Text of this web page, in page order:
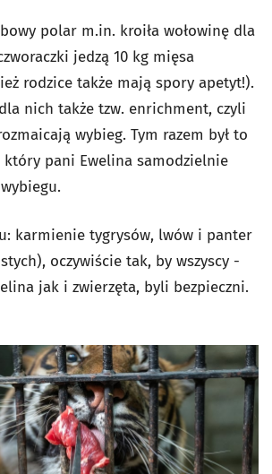
polar m.in. kroiła wołowinę dla
jedzą 10 kg mięsa
rodzice także mają spory apetyt!).
nich także tzw. enrichment, czyli
wybieg. Tym razem był to
który pani Ewelina samodzielnie
karmienie tygrysów, lwów i panter
oczywiście tak, by wszyscy -
jak i zwierzęta, byli bezpieczni.